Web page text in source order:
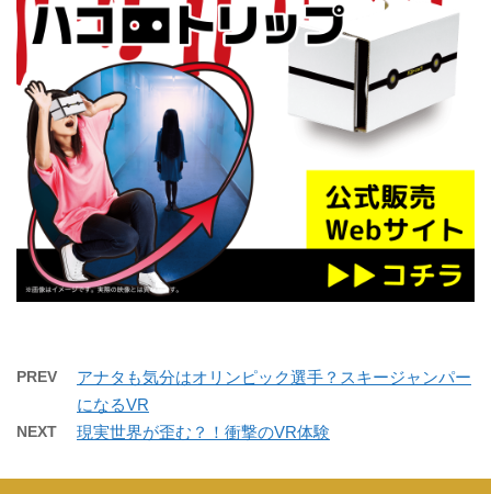
PREV
アナタも気分はオリンピック選手？スキージャンパー
になるVR
NEXT 現実世界が歪む？！衝撃のVR体験